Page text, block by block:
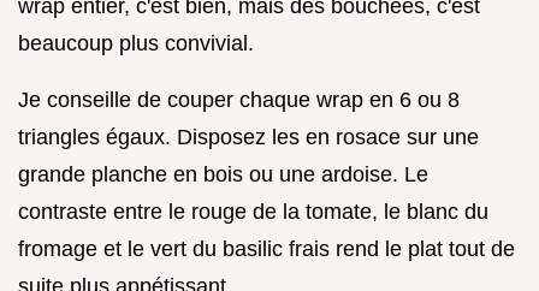
wrap entier, c'est bien, mais des bouchées, c'est
beaucoup plus convivial.
Je conseille de couper chaque wrap en 6 ou 8
triangles égaux. Disposez les en rosace sur une
grande planche en bois ou une ardoise. Le
contraste entre le rouge de la tomate, le blanc du
fromage et le vert du basilic frais rend le plat tout de